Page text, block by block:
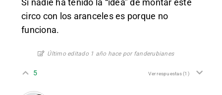
Si nadie ha tenido la “idea” de montar este
circo con los aranceles es porque no
funciona.
Último editado 1 año hace por fanderubianes
5 Ver respuestas(1)